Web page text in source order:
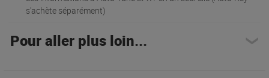
s'achète séparément)
Pour aller plus loin...